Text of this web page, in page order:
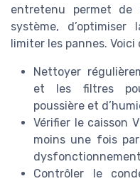
entretenu permet de
système,
limiter les pannes.
Nettoyer
et les filtres
poussière et
Vérifier le caisson
moins une fois
Contrôler le